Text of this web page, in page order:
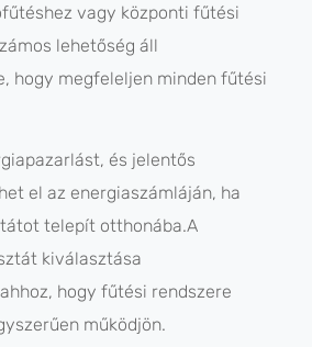
vagy központi fűtési
lehetőség áll
hogy megfeleljen minden fűtési
és jelentős
el az energiaszámláján, ha
telepít otthonába.A
kiválasztása
hogy fűtési rendszere
működjön.